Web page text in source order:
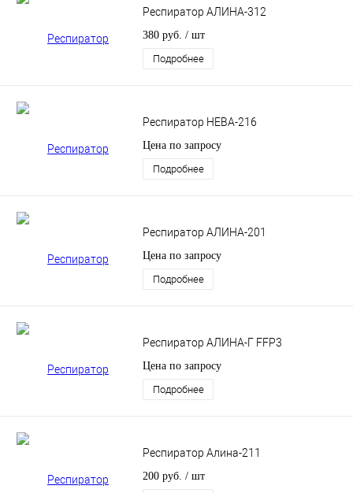
Респиратор АЛИНА-312
380 руб. / шт
Подробнее
Респиратор НЕВА-216
Цена по запросу
Подробнее
Респиратор АЛИНА-201
Цена по запросу
Подробнее
Респиратор АЛИНА-Г FFP3
Цена по запросу
Подробнее
Респиратор Алина-211
200 руб. / шт